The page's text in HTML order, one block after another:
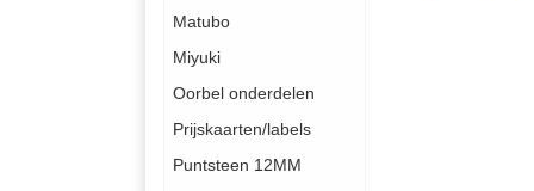
Matubo
Miyuki
Oorbel onderdelen
Prijskaarten/labels
Puntsteen 12MM